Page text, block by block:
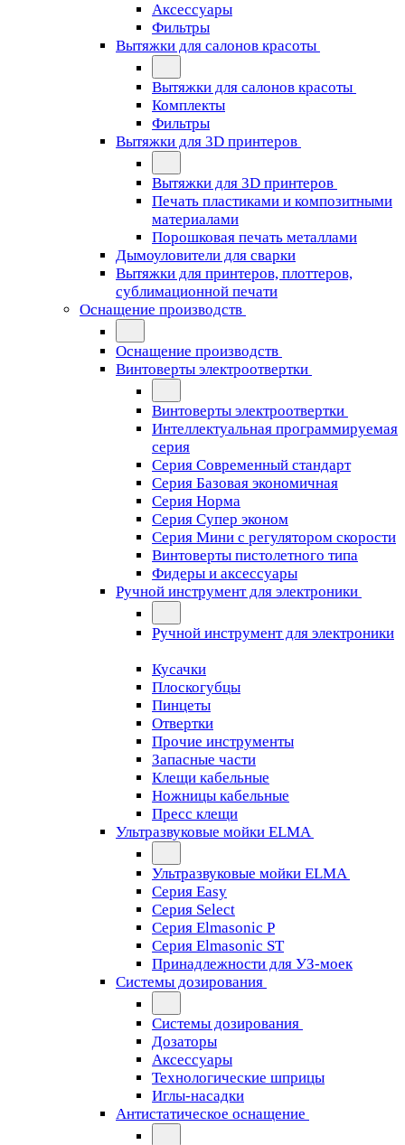
Аксессуары
Фильтры
Вытяжки для салонов красоты
Вытяжки для салонов красоты
Комплекты
Фильтры
Вытяжки для 3D принтеров
Вытяжки для 3D принтеров
Печать пластиками и композитными
материалами
Порошковая печать металлами
Дымоуловители для сварки
Вытяжки для принтеров, плоттеров,
сублимационной печати
Оснащение производств
Оснащение производств
Винтоверты электроотвертки
Винтоверты электроотвертки
Интеллектуальная программируемая
серия
Серия Современный стандарт
Серия Базовая экономичная
Серия Норма
Серия Cупер эконом
Серия Мини с регулятором скорости
Винтоверты пистолетного типа
Фидеры и аксессуары
Ручной инструмент для электроники
Ручной инструмент для электроники
Кусачки
Плоскогубцы
Пинцеты
Отвертки
Прочие инструменты
Запасные части
Клещи кабельные
Ножницы кабельные
Пресс клещи
Ультразвуковые мойки ELMA
Ультразвуковые мойки ELMA
Серия Easy
Серия Select
Серия Elmasonic P
Серия Elmasonic ST
Принадлежности для УЗ-моек
Системы дозирования
Системы дозирования
Дозаторы
Аксессуары
Технологические шприцы
Иглы-насадки
Антистатическое оснащение